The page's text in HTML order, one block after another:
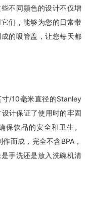
不同颜色的设计不仅增
们，能够为您的日常带
的吸管盖，让您每天都
/10毫米直径的Stanley
计保证了使用时的牢固
保饮品的安全和卫生。
而成，完全不含BPA，
手洗还是放入洗碗机清